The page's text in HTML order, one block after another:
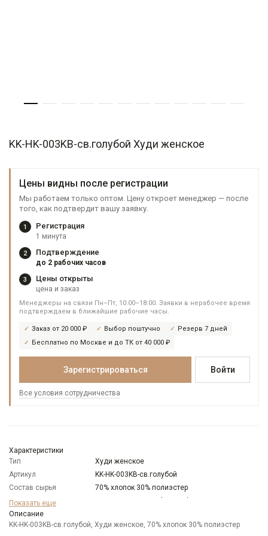
KK-HK-003KB-св.голубой Худи женское
Цены видны после регистрации
Мы работаем только оптом. Цену откроет менеджер — после
того, как подтвердит вашу заявку.
1 Регистрация
1 минута
2 Подтверждение
до 2 рабочих часов
3 Цены открыты
цена и заказ
Менеджеры на связи Пн–Пт, 10:00–18:00. Заявки в нерабочее время
подтверждаем в ближайшие рабочие часы.
Заказ от 20 000 ₽ Выбор поштучно
Резерв 7 дней
Бесплатно по Москве и до ТК от 40 000 ₽
Зарегистрироваться Войти
Все условия сотрудничества
Характеристики
Тип
Худи женское
Артикул
KK-HK-003KB-св.голубой
Состав сырья
70% хлопок 30% полиэстер
Бренд
Модель
Цвет
Голубой
Показать еще
Описание
KK-HK-003KB-св.голубой, Худи женское, 70% хлопок 30% полиэстер